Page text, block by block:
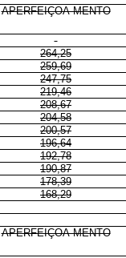
APERFEIÇOA-MENTO
264,25
259,69
247,75
219,46
208,67
204,58
200,57
196,64
192,78
190,87
178,39
168,29
APERFEIÇOA-MENTO